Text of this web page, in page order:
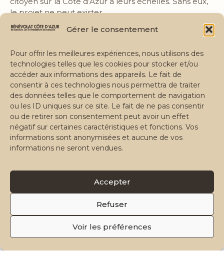
Gérer le consentement
Pour offrir les meilleures expériences, nous utilisons des
technologies telles que les cookies pour stocker et/ou
accéder aux informations des appareils. Le fait de
consentir à ces technologies nous permettra de traiter
des données telles que le comportement de navigation
ou les ID uniques sur ce site. Le fait de ne pas consentir
ou de retirer son consentement peut avoir un effet
négatif sur certaines caractéristiques et fonctions. Vos
informations sont anonymisées et aucune de vos
informations ne seront vendues.
Accepter
Refuser
Voir les préférences
Inscriptions closes
le projet ne peut exister.
Devenir partenaire🏅
Documentation
bcazur.frApplication Web
Email
© 2026 Bénévolat Côte d'Azur — Association loi 1901 · Côte